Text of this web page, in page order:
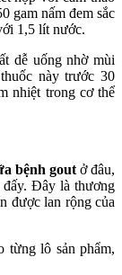
gam nấm đem sắc
1,5 lít nước.
dễ uống nhờ mùi
này trước 30
nhiệt trong cơ thể
bệnh goutở đâu,
Đây là thương
được lan rộng của
từng lô sản phẩm,